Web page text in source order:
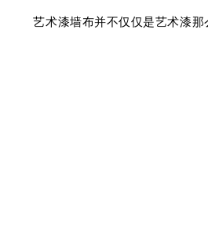
艺术漆墙布并不仅仅是艺术漆